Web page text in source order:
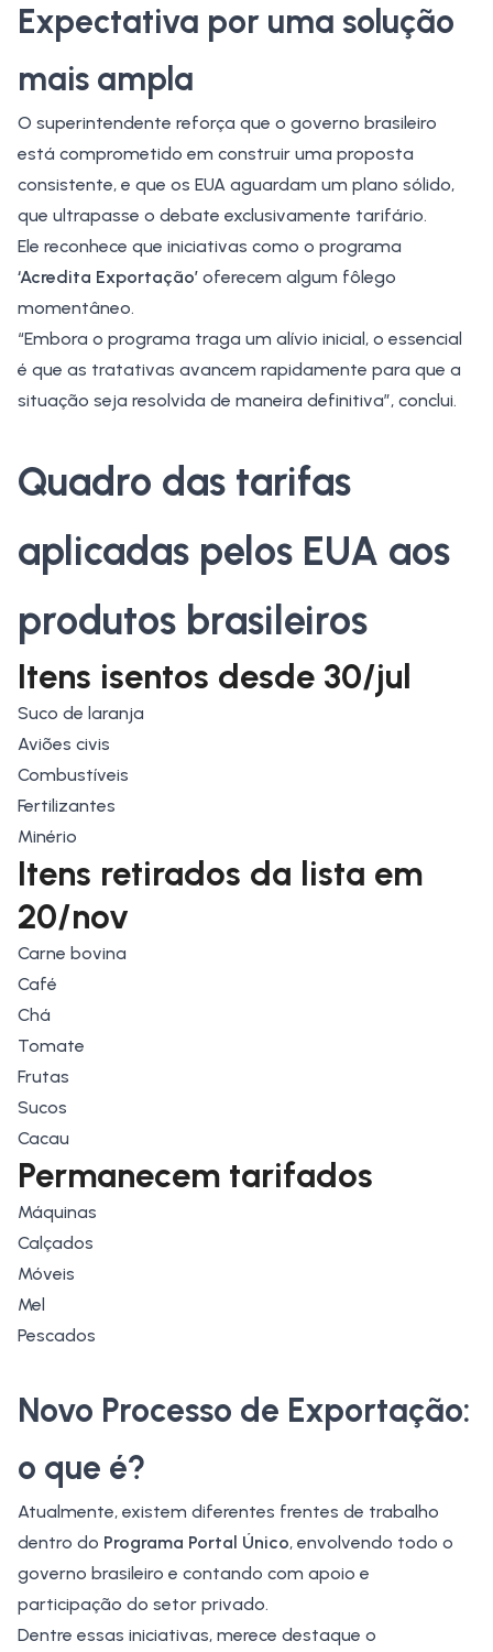
Expectativa por uma solução
mais ampla
O superintendente reforça que o governo brasileiro
está comprometido em construir uma proposta
consistente, e que os EUA aguardam um plano sólido,
que ultrapasse o debate exclusivamente tarifário.
Ele reconhece que iniciativas como o programa
‘Acredita Exportação’ oferecem algum fôlego
momentâneo.
“Embora o programa traga um alívio inicial, o essencial
é que as tratativas avancem rapidamente para que a
situação seja resolvida de maneira definitiva”, conclui.
Quadro das tarifas
aplicadas pelos EUA aos
produtos brasileiros
Itens isentos desde 30/jul
Suco de laranja
Aviões civis
Combustíveis
Fertilizantes
Minério
Itens retirados da lista em
20/nov
Carne bovina
Café
Chá
Tomate
Frutas
Sucos
Cacau
Permanecem tarifados
Máquinas
Calçados
Móveis
Mel
Pescados
Novo Processo de Exportação:
o que é?
Atualmente, existem diferentes frentes de trabalho
dentro do Programa Portal Único, envolvendo todo o
governo brasileiro e contando com apoio e
participação do setor privado.
Dentre essas iniciativas, merece destaque o